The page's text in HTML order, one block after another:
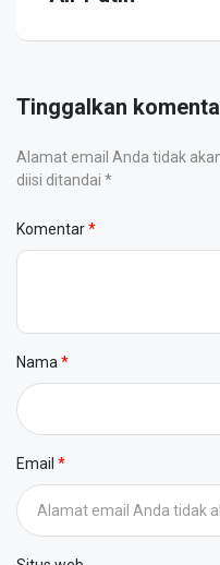
Tinggalkan
Alamat email Anda tidak
diisi ditandai *
Komentar
Nama
Email